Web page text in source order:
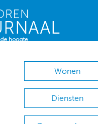
Wonen
Diensten